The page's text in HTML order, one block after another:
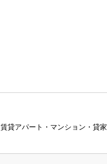
賃貸アパート・マンション・貸家